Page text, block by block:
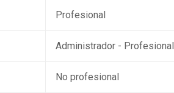
Profesional
Administrador - Profesional
No profesional